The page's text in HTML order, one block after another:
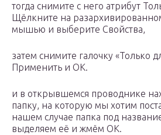
тогда снимите с него атрибут
Щёлкните на
мышью и выберите Свойства,
затем снимите галочку «Только
Применить и ОК.
и в открывшемся проводнике
папку, на которую мы хотим
нашем случае папка под
выделяем её и жмём ОК.